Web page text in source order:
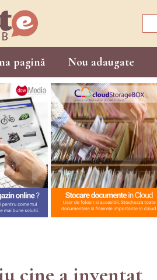
pagină Nou adaugate
cine a inventat